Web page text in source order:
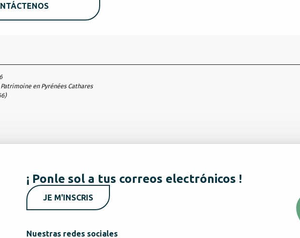
en Pyrénées Cathares
)
¡ Ponle sol a tus correos electrónicos !
JE M'INSCRIS
Nuestras redes sociales